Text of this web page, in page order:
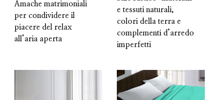
Amache matrimoniali
per condividere il
piacere del relax
all’aria aperta
e tessuti naturali,
colori della terra e
complementi d’arredo
imperfetti